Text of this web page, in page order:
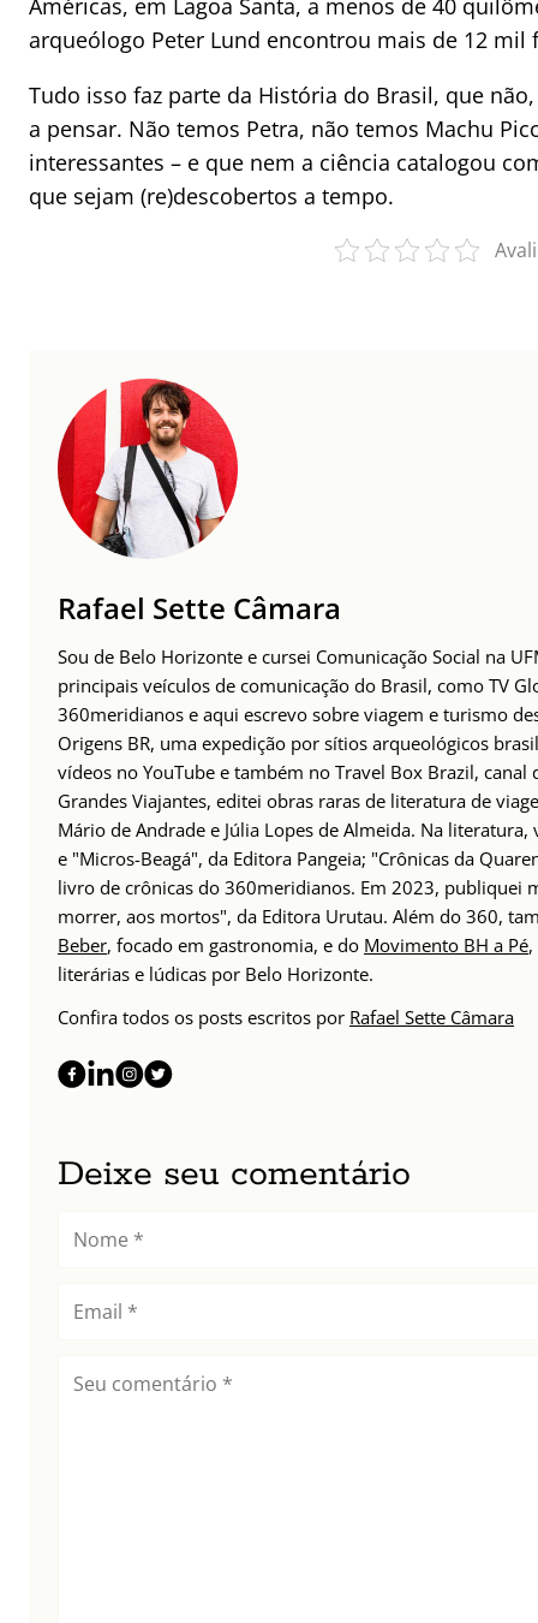
Américas, em Lagoa Santa, a menos de 40
arqueólogo Peter Lund encontrou mais de 12 mil
Tudo isso faz parte da História do Brasil, que
a pensar. Não temos Petra, não temos Machu
interessantes – e que nem a ciência catalogou
que sejam (re)descobertos a tempo.
Rafael Sette Câmara
Sou de Belo Horizonte e cursei Comunicação Social na
principais veículos de comunicação do Brasil, como TV
360meridianos e aqui escrevo sobre viagem e turismo
Origens BR, uma expedição por sítios arqueológicos
vídeos no YouTube e também no Travel Box Brazil,
Grandes Viajantes, editei obras raras de literatura de
Mário de Andrade e Júlia Lopes de Almeida. Na
e "Micros-Beagá", da Editora Pangeia; "Crônicas da
livro de crônicas do 360meridianos. Em 2023, publiquei
morrer, aos mortos", da Editora Urutau. Além do 360,
Beber, focado em gastronomia, e do Movimento BH a Pé
literárias e lúdicas por Belo Horizonte.
Confira todos os posts escritos por Rafael Sette Câmara
Deixe seu comentário